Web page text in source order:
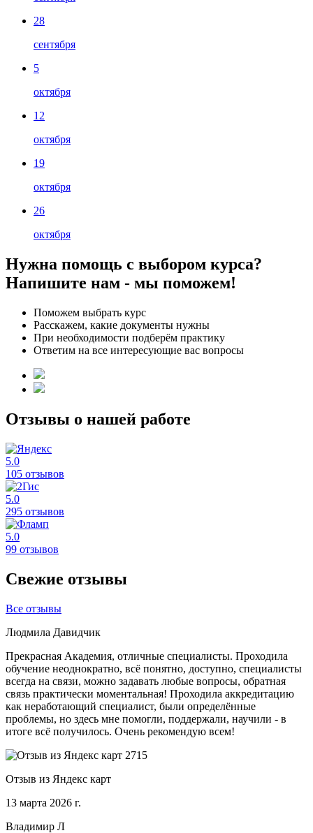
28
сентября
5
октября
12
октября
19
октября
26
октября
Нужна помощь с выбором курса?
Напишите нам - мы поможем!
Поможем выбрать курс
Расскажем, какие документы нужны
При необходимости подберём практику
Ответим на все интересующие вас вопросы
Отзывы о нашей работе
5.0
105 отзывов
5.0
295 отзывов
5.0
99 отзывов
Свежие отзывы
Все отзывы
Людмила Давидчик
Прекрасная Академия, отличные специалисты. Проходила
обучение неоднократно, всё понятно, доступно, специалисты
всегда на связи, можно задавать любые вопросы, обратная
связь практически моментальная! Проходила аккредитацию
как неработающий специалист, были определённые
проблемы, но здесь мне помогли, поддержали, научили - в
итоге всё получилось. Очень рекомендую всем!
Отзыв из Яндекс карт
13 марта 2026 г.
Владимир Л